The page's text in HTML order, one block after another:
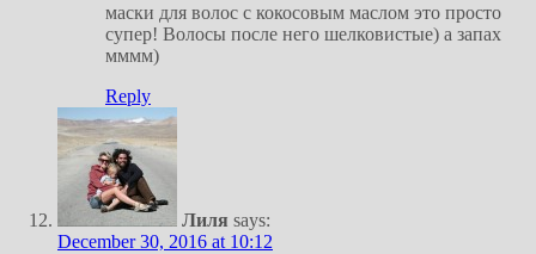
маски для волос с кокосовым маслом это просто
супер! Волосы после него шелковистые) а запах
мммм)
Reply
Лиля says:
December 30, 2016 at 10:12